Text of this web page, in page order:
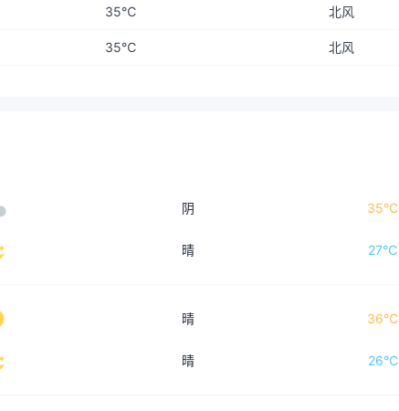
35℃ 北风
35℃ 北风
阴 35℃
晴 27℃
晴 36℃
晴 26℃